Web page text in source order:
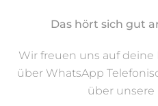
Das hört sich gut
Wir freuen uns auf
über WhatsApp
über